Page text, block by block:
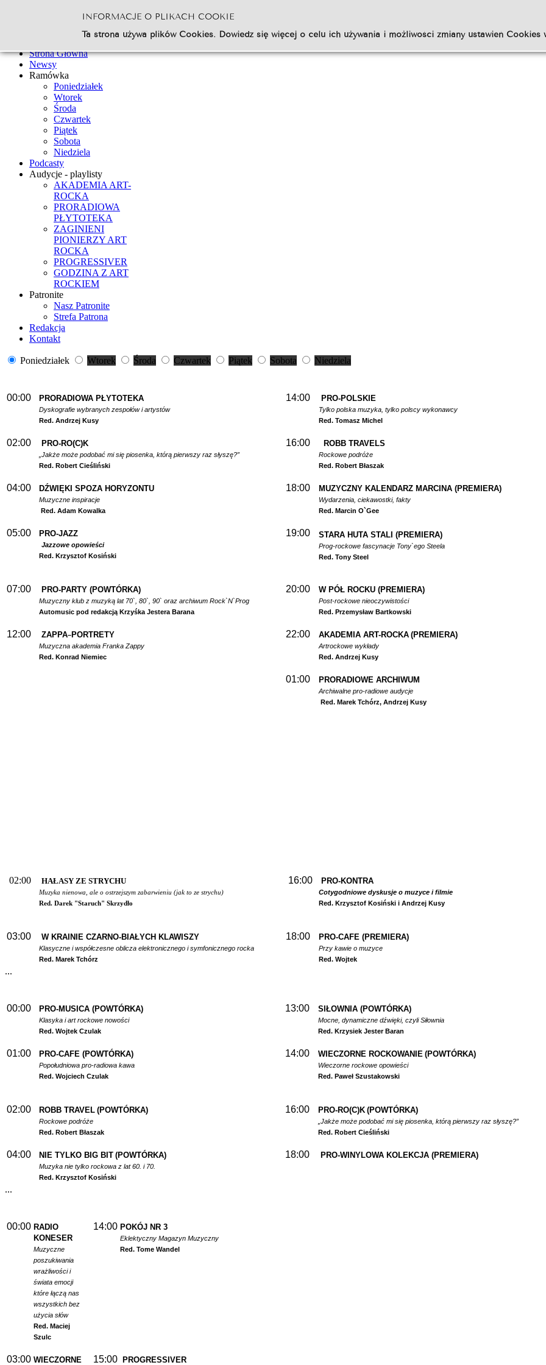
Go
Strona Główna
Newsy
Ramówka
Poniedziałek
Wtorek
Środa
Czwartek
Piątek
Sobota
Niedziela
Podcasty
Audycje - playlisty
AKADEMIA ART-
ROCKA
PRORADIOWA
PŁYTOTEKA
ZAGINIENI
PIONIERZY ART
ROCKA
PROGRESSIVER
GODZINA Z ART
ROCKIEM
Patronite
Nasz Patronite
Strefa Patrona
Redakcja
Kontakt
Poniedziałek Wtorek Środa Czwartek Piątek Sobota Niedziela
00:00 PRORADIOWA PŁYTOTEKA
Dyskografie wybranych zespołów i artystów
Red. Andrzej Kusy
14:00 PRO-POLSKIE
Tylko polska muzyka, tylko polscy wykonawcy
Red. Tomasz Michel
02:00 PRO-RO(C)K
„Jakże może podobać mi się piosenka, którą pierwszy raz słyszę?”
Red. Robert Cieśliński
16:00 ROBB TRAVELS
Rockowe podróże
Red. Robert Błaszak
04:00 DŹWIĘKI SPOZA HORYZONTU
Muzyczne inspiracje
Red. Adam Kowalka
18:00 MUZYCZNY KALENDARZ MARCINA (PREMIERA)
Wydarzenia, ciekawostki, fakty
Red. Marcin O`Gee
05:00 PRO-JAZZ
Jazzowe opowieści
Red. Krzysztof Kosiński
19:00 STARA HUTA STALI (PREMIERA)
Prog-rockowe fascynacje Tony`ego Steela
Red. Tony Steel
07:00 PRO-PARTY (POWTÓRKA)
Muzyczny klub z muzyką lat 70`, 80`, 90` oraz archiwum Rock`N`Prog
Automusic pod redakcją Krzyśka Jestera Barana
20:00 W PÓŁ ROCKU (PREMIERA)
Post-rockowe nieoczywistości
Red. Przemysław Bartkowski
12:00 ZAPPA–PORTRETY
Muzyczna akademia Franka Zappy
Red. Konrad Niemiec
22:00 AKADEMIA ART-ROCKA (PREMIERA)
Artrockowe wykłady
Red. Andrzej Kusy
01:00 PRORADIOWE ARCHIWUM
Archiwalne pro-radiowe audycje
Red. Marek Tchórz, Andrzej Kusy
02:00 HAŁASY ZE STRYCHU
Muzyka nienowa, ale o ostrzejszym zabarwieniu (jak to ze strychu)
Red. Darek "Staruch" Skrzydło
16:00 PRO-KONTRA
Cotygodniowe dyskusje o muzyce i filmie
Red. Krzysztof Kosiński i Andrzej Kusy
03:00 W KRAINIE CZARNO-BIAŁYCH KLAWISZY
Klasyczne i współczesne oblicza elektronicznego i symfonicznego rocka
Red. Marek Tchórz
18:00 PRO-CAFE (PREMIERA)
Przy kawie o muzyce
Red. Wojtek
...
00:00 PRO-MUSICA (POWTÓRKA)
Klasyka i art rockowe nowości
Red. Wojtek Czulak
13:00 SIŁOWNIA (POWTÓRKA)
Mocne, dynamiczne dźwięki, czyli Siłownia
Red. Krzysiek Jester Baran
01:00 PRO-CAFE (POWTÓRKA)
Popołudniowa pro-radiowa kawa
Red. Wojciech Czulak
14:00 WIECZORNE ROCKOWANIE (POWTÓRKA)
Wieczorne rockowe opowieści
Red. Paweł Szustakowski
02:00 ROBB TRAVEL (POWTÓRKA)
Rockowe podróże
Red. Robert Błaszak
16:00 PRO-RO(C)K (POWTÓRKA)
„Jakże może podobać mi się piosenka, którą pierwszy raz słyszę?”
Red. Robert Cieśliński
04:00 NIE TYLKO BIG BIT (POWTÓRKA)
Muzyka nie tylko rockowa z lat 60. i 70.
Red. Krzysztof Kosiński
18:00 PRO-WINYLOWA KOLEKCJA (PREMIERA)
...
00:00 RADIO
KONESER
Muzyczne
poszukiwania
wrażliwości i
świata emocji
które łączą nas
wszystkich bez
użycia słów
Red. Maciej
Szulc
14:00 POKÓJ NR 3
Eklektyczny Magazyn Muzyczny
Red. Tome Wandel
03:00 WIECZORNE 15:00 PROGRESSIVER
INFORMACJE O PLIKACH COOKIE
Ta strona używa plików Cookies. Dowiedz się więcej o celu ich używania i możliwości zmiany ustawień Cookies